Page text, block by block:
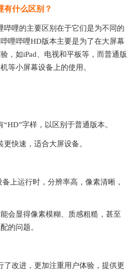
有什么区别？
哔哩的主要区别在于它们是为不同的
哩哔哩HD版本主要是为了在大屏幕
，如‌iPad、‌电视和‌平板等，而普通版
等小屏幕设备上的使用。‌
字样，以区别于普通版本。
快速，适合大屏设备。
上运行时，分辨率高，像素清晰，
会显得像素模糊、质感粗糙，甚至
的问题。
了改进，更加注重用户体验，提供更